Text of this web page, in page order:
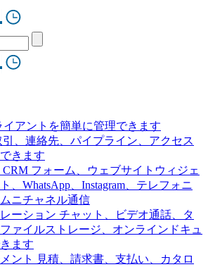
イアントを簡単に管理できます
引、連絡先、パイプライン、アクセス
きます
CRM フォーム、ウェブサイトウィジェ
、WhatsApp、Instagram、テレフォニ
ニチャネル通信
ーション チャット、ビデオ通話、タ
ァイルストレージ、オンラインドキュ
ます
ント
見積、請求書、支払い、カタロ